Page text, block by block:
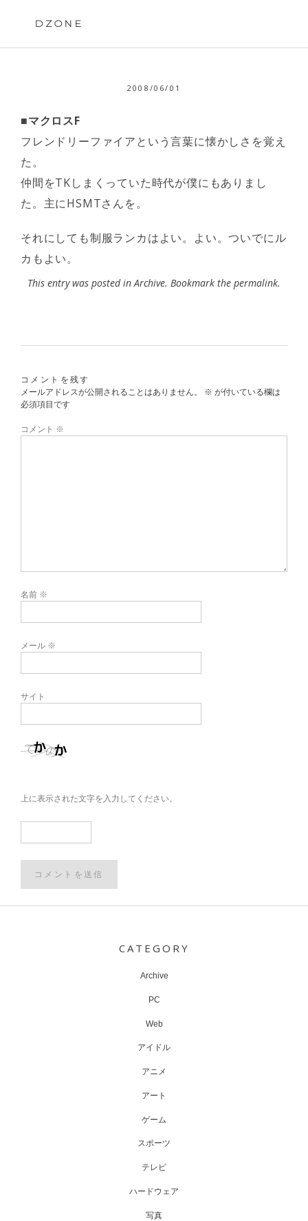
DZONE
2008/06/01
■マクロスF
フレンドリーファイアという言葉に懐かしさを覚え
た。
仲間をTKしまくっていた時代が僕にもありまし
た。主にHSMTさんを。
それにしても制服ランカはよい。よい。ついでにル
カもよい。
This entry was posted inArchive. Bookmark the permalink.
コメントを残す
メールアドレスが公開されることはありません。
※ が付いている欄は
必須項目です
コメント ※
名前 ※
メール ※
サイト
上に表示された文字を入力してください。
CATEGORY
Archive
PC
Web
アイドル
アニメ
アート
ゲーム
スポーツ
テレビ
ハードウェア
写真